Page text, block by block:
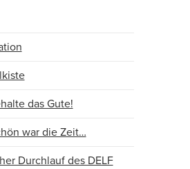
das Gute!
war die Zeit…
Durchlauf des DELF